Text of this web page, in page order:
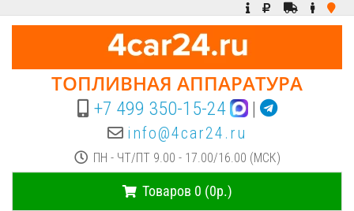
ТОПЛИВНАЯ АППАРАТУРА
+7 499 350-15-24 |
info@4car24.ru
ПН - ЧТ/ПТ 9.00 - 17.00/16.00 (МСК)
Товаров 0 (0р.)